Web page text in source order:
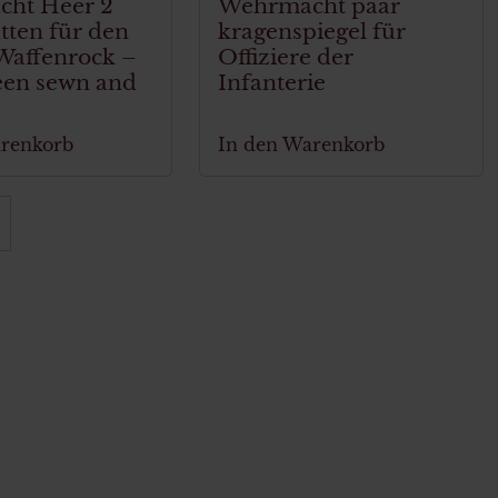
für den
–
sewn and
kragenspiegel für
Offiziere der
Infanterie
In den Warenkorb